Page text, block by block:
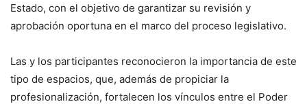
Estado, con el objetivo de garantizar su revisión y
aprobación oportuna en el marco del proceso legislativo.
Las y los participantes reconocieron la importancia de este
tipo de espacios, que, además de propiciar la
profesionalización, fortalecen los vínculos entre el Poder